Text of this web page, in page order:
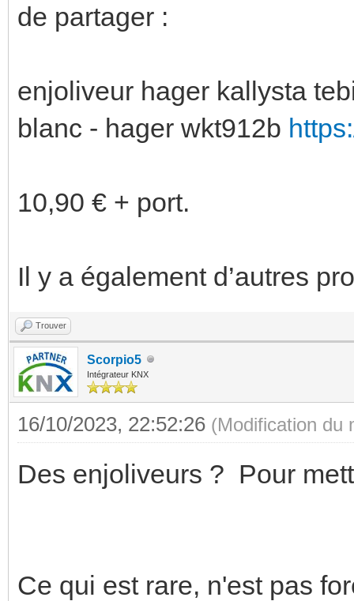
de partager :
enjoliveur hager kallysta
blanc - hager wkt912b
10,90 € + port.
Il y a également d’autres
Trouver
Scorpio5
Intégrateur KNX
16/10/2023, 22:52:26 (Modification du
Des enjoliveurs ? Pour
Ce qui est rare, n'est pas